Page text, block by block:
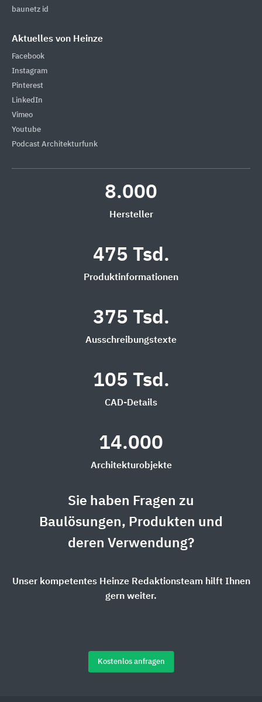
baunetz id
Aktuelles von Heinze
Facebook
Instagram
Pinterest
LinkedIn
Vimeo
Youtube
Podcast Architekturfunk
8.000
Hersteller
475 Tsd.
Produktinformationen
375 Tsd.
Ausschreibungstexte
105 Tsd.
CAD-Details
14.000
Architekturobjekte
Sie haben Fragen zu
Baulösungen, Produkten und
deren Verwendung?
Unser kompetentes Heinze Redaktionsteam hilft Ihnen
gern weiter.
Kostenlos anfragen